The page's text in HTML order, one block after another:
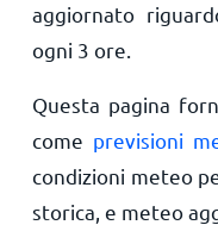
aggiornato
ogni 3 ore.
Questa pagina
come previsioni
condizioni meteo
storica, e meteo